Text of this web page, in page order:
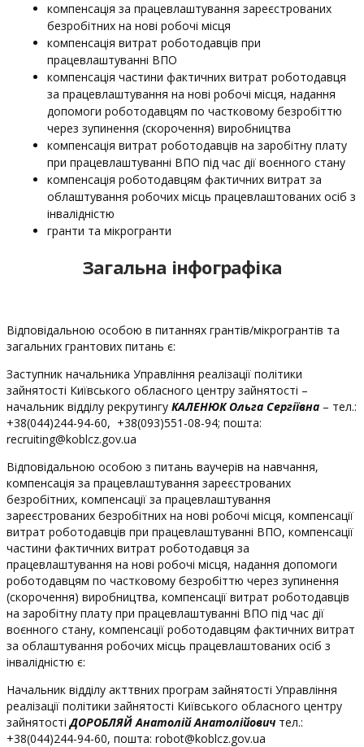
компенсація за працевлаштування зареєстрованих
безробітних на нові робочі місця
компенсація витрат роботодавців при
працевлаштуванні ВПО
компенсація частини фактичних витрат роботодавця
за працевлаштування на нові робочі місця, надання
допомоги роботодавцям по частковому безробіттю
через зупинення (скорочення) виробництва
компенсація витрат роботодавців на заробітну плату
при працевлаштуванні ВПО під час дії воєнного стану
компенсація роботодавцям фактичних витрат за
облаштування робочих місць працевлаштованих осіб з
інвалідністю
гранти та мікрогранти
Загальна інфографіка
Відповідальною особою в питаннях грантів/мікрогрантів та
загальних грантових питань є:
Заступник начальника Управління реалізації політики
зайнятості Київського обласного центру зайнятості –
начальник відділу рекрутингу КАЛЕНЮК Ольга Сергіївна – тел.:
+38(044)244-94-60, +38(093)551-08-94; пошта:
recruiting@koblcz.gov.ua
Відповідальною особою з питань ваучерів на навчання,
компенсація за працевлаштування зареєстрованих
безробітних, компенсації за працевлаштування
зареєстрованих безробітних на нові робочі місця, компенсації
витрат роботодавців при працевлаштуванні ВПО, компенсації
частини фактичних витрат роботодавця за
працевлаштування на нові робочі місця, надання допомоги
роботодавцям по частковому безробіттю через зупинення
(скорочення) виробництва, компенсації витрат роботодавців
на заробітну плату при працевлаштуванні ВПО під час дії
воєнного стану, компенсації роботодавцям фактичних витрат
за облаштування робочих місць працевлаштованих осіб з
інвалідністю є:
Начальник відділу акттвних програм зайнятості Управління
реалізації політики зайнятості Київського обласного центру
зайнятостіДОРОБЛЯЙ Анатолій Анатолійович тел.:
+38(044)244-94-60, пошта: robot@koblcz.gov.ua